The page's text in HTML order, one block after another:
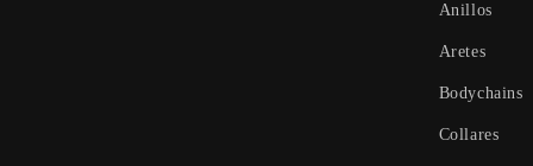
Anillos
Aretes
Bodychains
Collares